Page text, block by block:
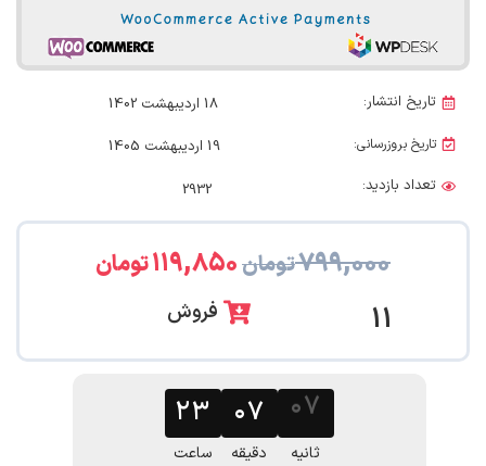
تاریخ انتشار: 18 اردیبهشت 1402
تاریخ بروزرسانی:
19 اردیبهشت 1405
تعداد بازدید:
2932
۷۹۹,۰۰۰تومان۱۱۹,۸۵۰تومان
11 فروش
۲۳
ساعت
۰۷
دقیقه
۰۷
ثانیه